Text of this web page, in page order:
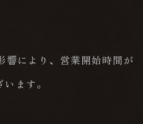
響により、営業開始時間が
ます。